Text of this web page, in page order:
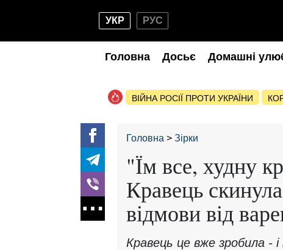
УКР РУС
Головна Досьє Домашні
ВІЙНА РОСІЇ ПРОТИ УКРАЇНИ
Головна Зірки
"Їм все, худну
Кравець
відмови від
Кравець це вже зробила - і